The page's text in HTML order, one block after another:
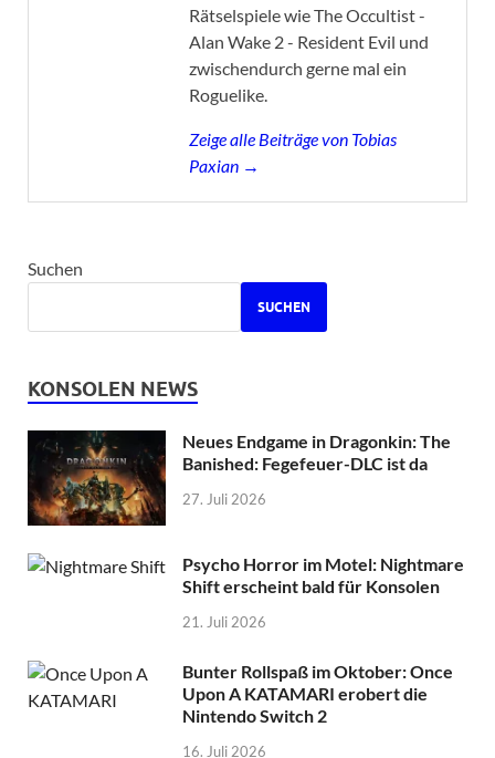
Rätselspiele wie The Occultist -
Alan Wake 2 - Resident Evil und
zwischendurch gerne mal ein
Roguelike.
Zeige alle Beiträge von Tobias
Paxian →
Suchen
SUCHEN
KONSOLEN NEWS
Neues Endgame in Dragonkin: The
Banished: Fegefeuer-DLC ist da
27. Juli 2026
Psycho Horror im Motel: Nightmare
Shift erscheint bald für Konsolen
21. Juli 2026
Bunter Rollspaß im Oktober: Once
Upon A KATAMARI erobert die
Nintendo Switch 2
16. Juli 2026